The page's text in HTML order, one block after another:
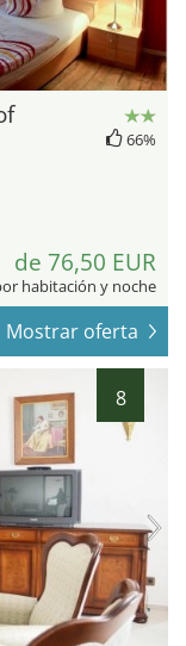
66%
de 76,50 EUR
habitación y noche
Mostrar oferta
8